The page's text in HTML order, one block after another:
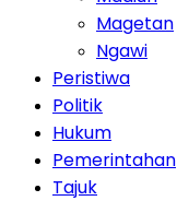
Magetan
Ngawi
Peristiwa
Politik
Hukum
Pemerintahan
Tajuk